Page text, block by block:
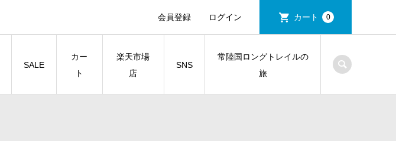
会員登録 ログイン カート 0
SALE
カー
ト
楽天市場
店
SNS
常陸国ロングトレイルの
旅